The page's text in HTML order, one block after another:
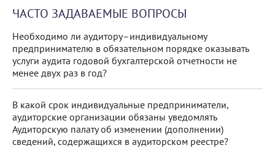
ЧАСТО ЗАДАВАЕМЫЕ ВОПРОСЫ
Необходимо ли аудитору–индивидуальному
предпринимателю в обязательном порядке оказывать
услуги аудита годовой бухгалтерской отчетности не
менее двух раз в год?
В какой срок индивидуальные предприниматели,
аудиторские организации обязаны уведомлять
Аудиторскую палату об изменении (дополнении)
сведений, содержащихся в аудиторском реестре?